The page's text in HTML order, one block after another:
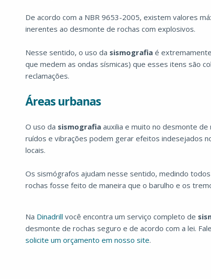
De acordo com a NBR 9653-2005, existem valores
inerentes ao desmonte de rochas com explosivos.
Nesse sentido, o uso da sismografia é
que medem as ondas sísmicas) que esses itens são
reclamações.
Áreas urbanas
O uso da sismografia auxilia e muito no desmonte
ruídos e vibrações podem gerar efeitos indesejados
locais.
Os sismógrafos ajudam nesse sentido, medindo
rochas fosse feito de maneira que o barulho e os
Na Dinadrill você encontra um serviço completo de
desmonte de rochas seguro e de acordo com a lei.
solicite um orçamento em nosso site.